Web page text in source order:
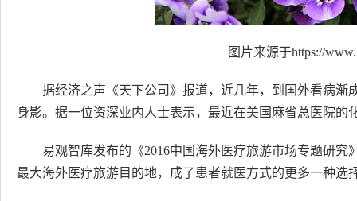
图片来源于https://
据经济之声《天下公司》报道，近几年，到国外看病
身影。据一位资深业内人士表示，最近在美国麻省总医院的
易观智库发布的《2016中国海外医疗旅游市场专题研
最大海外医疗旅游目的地，成了患者就医方式的更多一种选